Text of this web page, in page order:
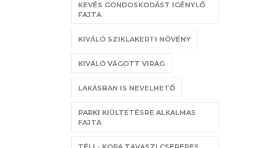
KEVÉS GONDOSKODÁST IGÉNYLŐ
FAJTA
KIVÁLÓ SZIKLAKERTI NÖVÉNY
KIVÁLÓ VÁGOTT VIRÁG
LAKÁSBAN IS NEVELHETŐ
PARKI KIÜLTETÉSRE ALKALMAS
FAJTA